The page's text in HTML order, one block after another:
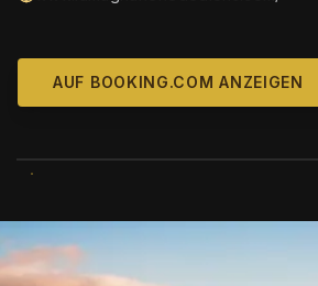
AUF BOOKING.COM ANZEIGEN